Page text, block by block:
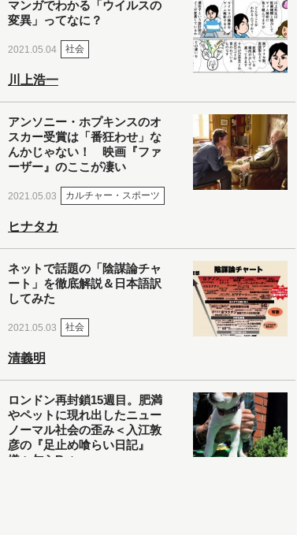
マンガでわかる「ウイルスの
変異」ってなに？
2021.05.04 社会
川上浩一
アンソニー・ホプキンスのオ
スカー受賞は「番狂わせ」な
んかじゃない！ 映画『ファ
ーザー』のここが凄い
2021.05.03 カルチャー・スポーツ
ヒナタカ
ネットで話題の「陰謀論チャ
ート」を徹底解説＆日本語訳
してみた
2021.05.03 社会
清義明
ロンドン再封鎖15週目。肥満
やペットに現れ出したニュー
ノーマル社会の歪み＜入江敦
彦の『足止め喰らい日記』
嫌々乍らReturns＞